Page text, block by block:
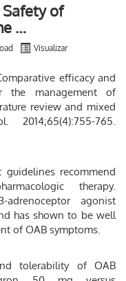
of
…
Visualizar
efficacy and
the management of
review and mixed
765.
guidelines recommend
therapy.
agonist
has shown to be well
of OAB symptoms.
tolerability of OAB